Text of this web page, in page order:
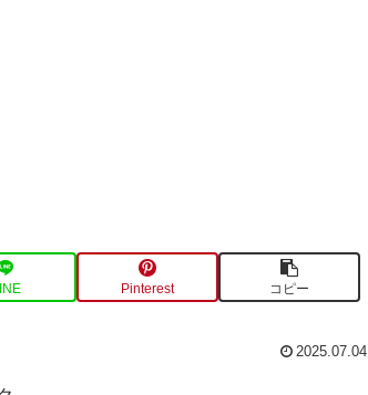
Pinterest コピー
2025.07.04